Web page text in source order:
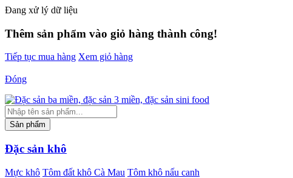
Đang xử lý dữ liệu
Thêm sản phẩm vào giỏ hàng thành công!
Tiếp tục mua hàng Xem giỏ hàng
Đóng
Sản phẩm
Đặc sản khô
Mực khô Tôm đất khô Cà Mau Tôm khô nấu canh